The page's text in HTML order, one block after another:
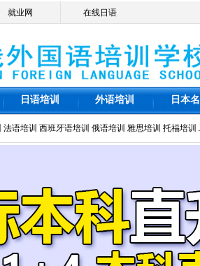
就业网 在线日语
日语培训 外语培训 日本
法语培训 西班牙语培训 俄语培训 雅思培训 托福培训